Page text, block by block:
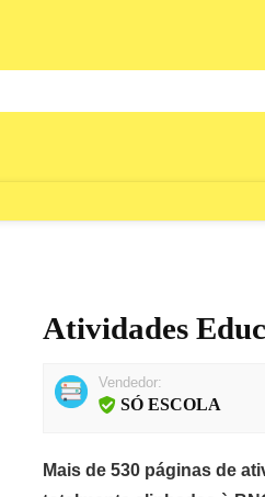
Atividades
Vendedor:
SÓ ESCOLA
Mais de 530 páginas de